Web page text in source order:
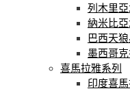
列木里
納米比
巴西天
墨西哥
喜馬拉雅系列
印度喜